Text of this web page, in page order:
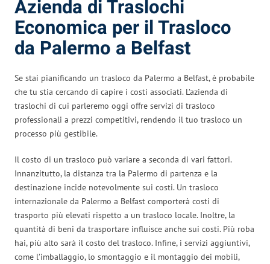
Azienda di Traslochi
Economica per il Trasloco
da Palermo a Belfast
Se stai pianificando un trasloco da Palermo a Belfast, è probabile
che tu stia cercando di capire i costi associati. L’azienda di
traslochi di cui parleremo oggi offre servizi di trasloco
professionali a prezzi competitivi, rendendo il tuo trasloco un
processo più gestibile.
Il costo di un trasloco può variare a seconda di vari fattori.
Innanzitutto, la distanza tra la Palermo di partenza e la
destinazione incide notevolmente sui costi. Un trasloco
internazionale da Palermo a Belfast comporterà costi di
trasporto più elevati rispetto a un trasloco locale. Inoltre, la
quantità di beni da trasportare influisce anche sui costi. Più roba
hai, più alto sarà il costo del trasloco. Infine, i servizi aggiuntivi,
come l’imballaggio, lo smontaggio e il montaggio dei mobili,